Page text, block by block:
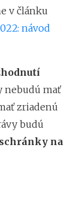
v článku
návod
nebudú mať
zriadenú
budú
na